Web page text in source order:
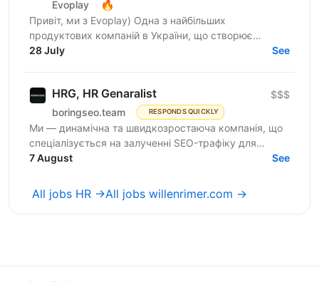
Evoplay 🔥
Привіт, ми з Evoplay) Одна з найбільших
продуктових компаній в України, що створює
екосистему проектів, які пропонують прогресивні та
28 July See
HRG, HR Genaralist
boringseo.team RESPONDS QUICKLY
$$$
Ми — динамічна та швидкозростаюча компанія, що
спеціалізується на залученні SEO-трафіку для
компаній зі сфери iGaming, і прагнемо розробляти
7 August See
All jobs HR →All jobs willenrimer.com →